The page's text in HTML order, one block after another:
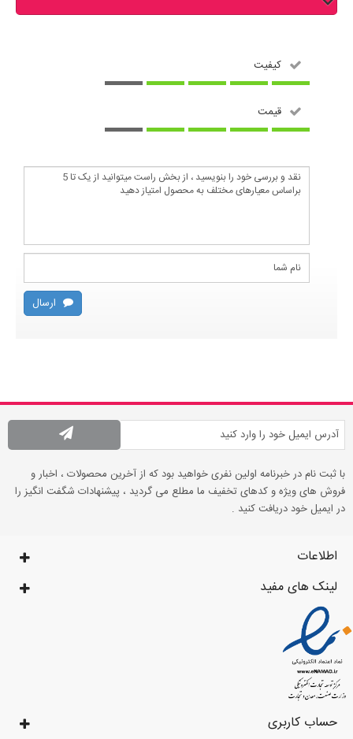
کیفیت
قیمت
ارسال
با ثبت نام در خبرنامه اولین نفری خواهید بود که از آخرین محصولات ، اخبار و
فروش های ویژه و کدهای تخفیف ما مطلع می گردید ، پیشنهادات شگفت انگیز را
در ایمیل خود دریافت کنید .
اطلاعات
لینک های مفید
حساب کاربری